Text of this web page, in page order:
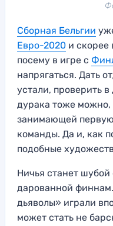
Сборная Бельгии
Евро-2020 и скорее
посему в игре с
напрягаться. Дать
устали, проверить
дурака тоже можно,
занимающей
команды. Да и, как
подобные
Ничья станет шубой
дарованной
дьяволы» играли
может стать не